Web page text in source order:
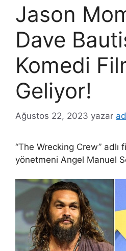
Jason
Dave
Komedi
Geliyor!
Ağustos 22, 2023 yazar
“The Wrecking Crew” adlı
yönetmeni Angel Manuel